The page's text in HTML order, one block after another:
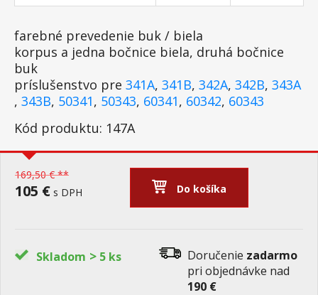
farebné prevedenie buk / biela
korpus a jedna bočnice biela, druhá bočnice
buk
príslušenstvo pre 341A, 341B, 342A, 342B, 343A
, 343B, 50341, 50343, 60341, 60342, 60343
Kód produktu: 147A
169,50 € **
105 € s DPH Do košíka
Skladom > 5 ks Doručenie zadarmo
pri objednávke nad
190 €